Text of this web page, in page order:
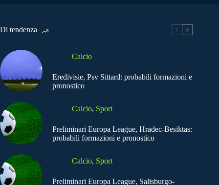
Di tendenza
Calcio
Eredivisie, Psv Sittard: probabili formazioni e
pronostico
Calcio, Sport
Preliminari Europa League, Hradec-Besiktas:
probabili formazioni e pronostico
Calcio, Sport
Preliminari Europa League, Salisburgo-